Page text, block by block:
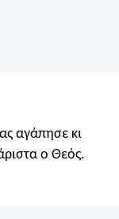
αγάπησε κι
ο Θεός.